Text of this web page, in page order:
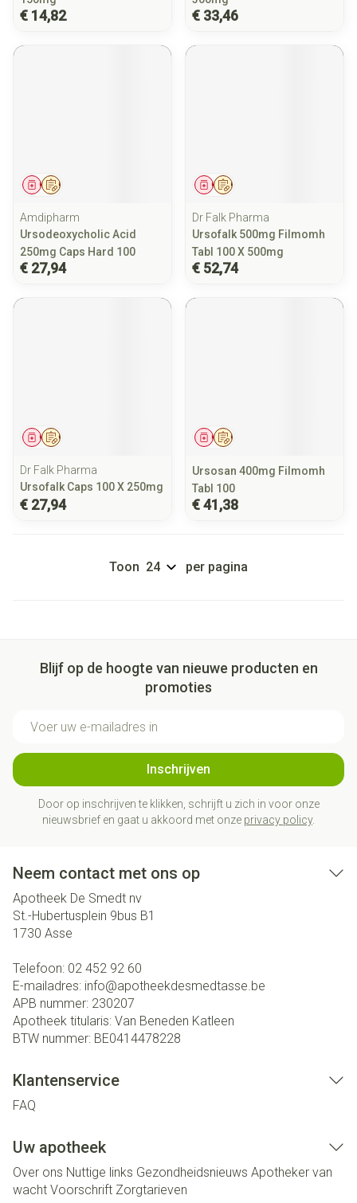
€ 14,82 € 33,46
Op voorschrift
Geneesmiddel
Amdipharm
Ursodeoxycholic Acid
250mg Caps Hard 100
€ 27,94
Op voorschrift
Geneesmiddel
Dr Falk Pharma
Ursofalk 500mg Filmomh
Tabl 100 X 500mg
€ 52,74
Op voorschrift
Geneesmiddel
Dr Falk Pharma
Ursofalk Caps 100 X 250mg
€ 27,94
Op voorschrift
Geneesmiddel
Ursosan 400mg Filmomh
Tabl 100
€ 41,38
Toon per pagina
Blijf op de hoogte van nieuwe producten en
promoties
Inschrijven
Door op inschrijven te klikken, schrijft u zich in voor onze
nieuwsbrief en gaat u akkoord met onze privacy policy.
Neem contact met ons op
Apotheek De Smedt nv
St.-Hubertusplein 9bus B1
1730 Asse
Telefoon: 02 452 92 60
E-mailadres: info@apotheekdesmedtasse.be
APB nummer: 230207
Apotheek titularis: Van Beneden Katleen
BTW nummer: BE0414478228
Klantenservice
FAQ
Uw apotheek
Over ons Nuttige links Gezondheidsnieuws Apotheker van
wacht Voorschrift Zorgtarieven